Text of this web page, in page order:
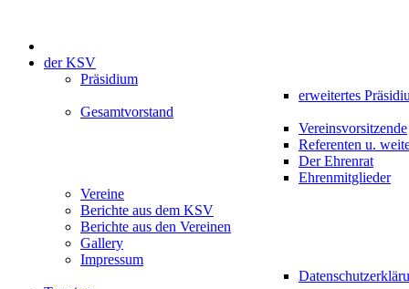
der KSV
Präsidium
erweitertes
Gesamtvorstand
Vereinsvorsitzende
Referenten u.
Der Ehrenrat
Ehrenmitglieder
Vereine
Berichte aus dem KSV
Berichte aus den Vereinen
Gallery
Impressum